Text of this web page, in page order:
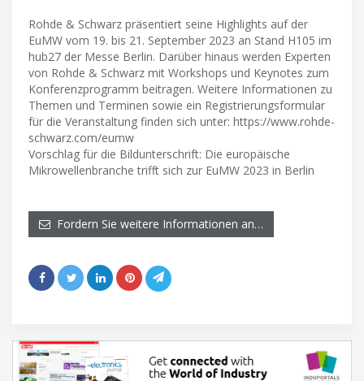
Rohde & Schwarz präsentiert seine Highlights auf der
EuMW vom 19. bis 21. September 2023 an Stand H105 im
hub27 der Messe Berlin. Darüber hinaus werden Experten
von Rohde & Schwarz mit Workshops und Keynotes zum
Konferenzprogramm beitragen. Weitere Informationen zu
Themen und Terminen sowie ein Registrierungsformular
für die Veranstaltung finden sich unter: https://www.rohde-
schwarz.com/eumw
Vorschlag für die Bildunterschrift: Die europäische
Mikrowellenbranche trifft sich zur EuMW 2023 in Berlin
Fordern Sie weitere Informationen an…